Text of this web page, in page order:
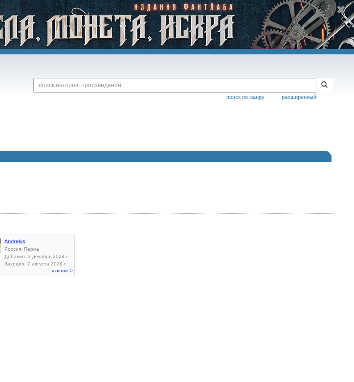
расширенный
поиск по жанру
Andrelus
Россия, Пермь
Добавил: 3 декабря 2024 г.
Заходил: 7 августа 2026 г.
к полке >